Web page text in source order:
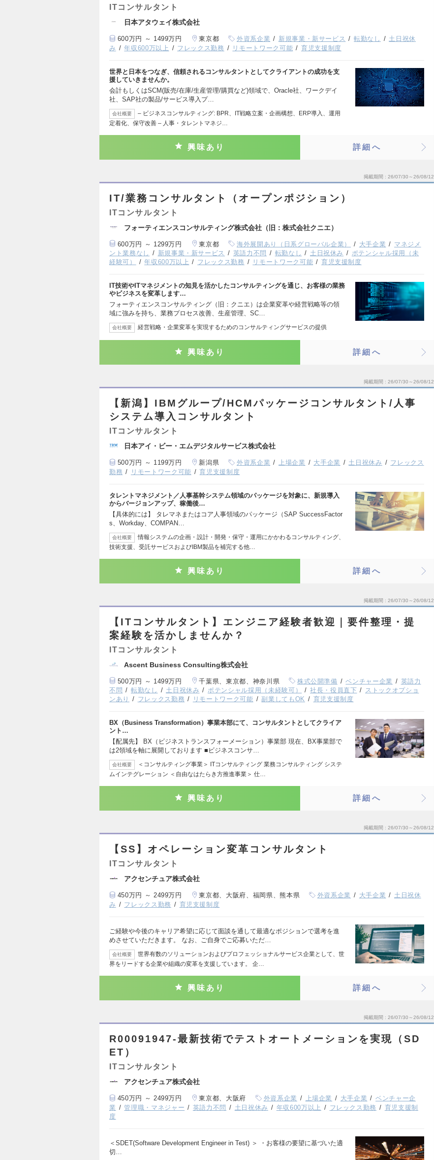
ITコンサルタント
日本アタウェイ株式会社
600万円 ～ 1499万円 東京都 外資系企業 新規事業・新サービス 転勤なし
土日祝休
み
年収600万以上 フレックス勤務 リモートワーク可能 育児支援制度
世界と日本をつなぎ、信頼されるコンサルタントとしてクライアントの成功を支
援していきませんか。
会計もしくはSCM(販売/在庫/生産管理/購買など)領域で、Oracle社、ワークデイ
社、SAP社の製品/サービス導入プ…
会社概要
– ビジネスコンサルティング: BPR、IT戦略立案・企画構想、ERP導入、運用
定着化、保守改善 – 人事・タレントマネジ…
興味あり 詳細へ
掲載期間 26/07/30～26/08/12
IT/業務コンサルタント（オープンポジション）
ITコンサルタント
フォーティエンスコンサルティング株式会社（旧：株式会社クニエ）
600万円 ～ 1299万円 東京都 海外展開あり（日系グローバル企業） 大手企業
マネジメ
ント業務なし
新規事業・新サービス 英語力不問 転勤なし 土日祝休み
ポテンシャル採用（未
経験可）
年収600万以上 フレックス勤務 リモートワーク可能 育児支援制度
IT技術やITマネジメントの知見を活かしたコンサルティングを通じ、お客様の業務
やビジネスを変革します…
フォーティエンスコンサルティング（旧：クニエ）は企業変革や経営戦略等の領
域に強みを持ち、業務プロセス改善、生産管理、SC…
会社概要 経営戦略・企業変革を実現するためのコンサルティングサービスの提供
興味あり 詳細へ
掲載期間 26/07/30～26/08/12
【新潟】IBMグループ/HCMパッケージコンサルタント/人事
システム導入コンサルタント
ITコンサルタント
日本アイ・ビー・エムデジタルサービス株式会社
500万円 ～ 1199万円 新潟県 外資系企業 上場企業 大手企業 土日祝休み
フレックス
勤務
リモートワーク可能 育児支援制度
タレントマネジメント／人事基幹システム領域のパッケージを対象に、新規導入
からバージョンアップ、稼働後…
【具体的には】 タレマネまたはコア人事領域のパッケージ（SAP SuccessFactor
s、Workday、COMPAN…
会社概要
情報システムの企画・設計・開発・保守・運用にかかわるコンサルティング、
技術支援、受託サービスおよびIBM製品を補完する他…
興味あり 詳細へ
掲載期間 26/07/30～26/08/12
【ITコンサルタント】エンジニア経験者歓迎｜要件整理・提
案経験を活かしませんか？
ITコンサルタント
Ascent Business Consulting株式会社
500万円 ～ 1499万円 千葉県、東京都、神奈川県 株式公開準備 ベンチャー企業
英語力
不問
転勤なし 土日祝休み ポテンシャル採用（未経験可） 社長・役員直下
ストックオプショ
ンあり
フレックス勤務 リモートワーク可能 副業してもOK 育児支援制度
BX（Business Transformation）事業本部にて、コンサルタントとしてクライア
ント…
【配属先】 BX（ビジネストランスフォーメーション）事業部 現在、BX事業部で
は2領域を軸に展開しております ■ビジネスコンサ…
会社概要
＜コンサルティング事業＞ ITコンサルティング 業務コンサルティング システ
ムインテグレーション ＜自由なはたらき方推進事業＞ 仕…
興味あり 詳細へ
掲載期間 26/07/30～26/08/12
【SS】オペレーション変革コンサルタント
ITコンサルタント
アクセンチュア株式会社
450万円 ～ 2499万円 東京都、大阪府、福岡県、熊本県 外資系企業 大手企業
土日祝休
み
フレックス勤務 育児支援制度
ご経験や今後のキャリア希望に応じて面談を通して最適なポジションで選考を進
めさせていただきます。 なお、ご自身でご応募いただ…
会社概要
世界有数のソリューションおよびプロフェッショナルサービス企業として、世
界をリードする企業や組織の変革を支援しています。 企…
興味あり 詳細へ
掲載期間 26/07/30～26/08/12
R00091947-最新技術でテストオートメーションを実現（SD
ET）
ITコンサルタント
アクセンチュア株式会社
450万円 ～ 2499万円 東京都、大阪府 外資系企業 上場企業 大手企業
ベンチャー企
業
管理職・マネジャー 英語力不問 土日祝休み 年収600万以上 フレックス勤務
育児支援制
度
＜SDET(Software Development Engineer in Test) ＞ ・お客様の要望に基づいた適
切…